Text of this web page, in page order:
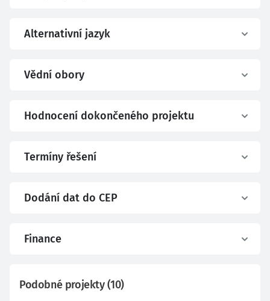
Alternativní jazyk
Vědní obory
Hodnocení dokončeného projektu
Termíny řešení
Dodání dat do CEP
Finance
Podobné projekty(10)